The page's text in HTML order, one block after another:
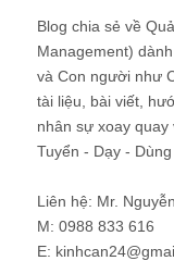
Blog chia sẻ về
Management)
và Con người như
tài liệu, bài viết,
nhân sự xoay
Tuyển - Dạy -
Liên hệ: Mr.
M: 0988 833 616
E: